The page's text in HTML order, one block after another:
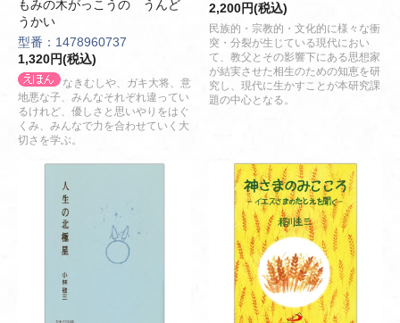
もみの木がっこうの うんど
うかい
型番：1478960737
1,320円(税込)
なきむしや、ガキ大将、意
地悪な子、みんなそれぞれ違ってい
るけれど、優しさと思いやりをはぐ
くみ、みんなで力を合わせていく大
切さを学ぶ。
2,200円(税込)
民族的・宗教的・文化的に様々な衝
突・分裂が生じている現代におい
て、教父とその影響下にある思想家
が結実させた相生のための知恵を研
究し、現代に生かすことが本研究課
題の中心となる。